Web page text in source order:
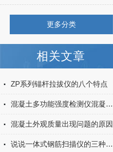
更多分类
相关文章
ZP系列锚杆拉拔仪的八个特点
混凝土多功能强度检测仪混凝土中的水分来源分析
混凝土外观质量出现问题的原因
说说一体式钢筋扫描仪的三种测量方法